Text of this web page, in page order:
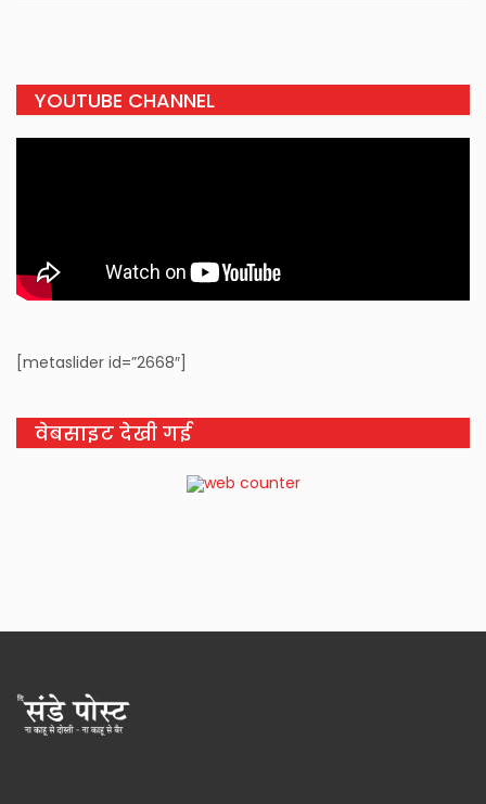
YOUTUBE CHANNEL
[metaslider id=”2668″]
वेबसाइट देखी गई